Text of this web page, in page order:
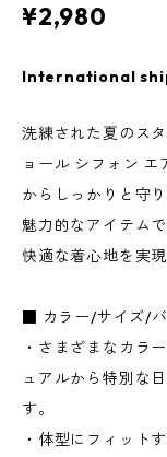
¥2,980
International
洗練された夏のス
ョール シフォン
からしっかりと守
魅力的なアイテム
快適な着心地を実
■ カラー/サイズ/
・さまざまなカラ
ュアルから特別な
す。
・体型にフィット